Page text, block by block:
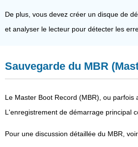
De plus, vous devez créer un disque de
et analyser le lecteur pour détecter les
Sauvegarde du MBR
Le Master Boot Record (MBR), ou
L'enregistrement de démarrage principal
Pour une discussion détaillée du MBR,